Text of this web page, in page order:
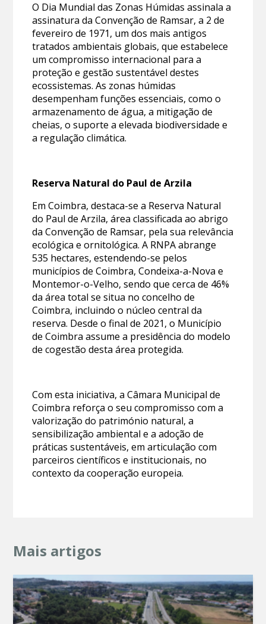
O Dia Mundial das Zonas Húmidas assinala a
assinatura da Convenção de Ramsar, a 2 de
fevereiro de 1971, um dos mais antigos
tratados ambientais globais, que estabelece
um compromisso internacional para a
proteção e gestão sustentável destes
ecossistemas. As zonas húmidas
desempenham funções essenciais, como o
armazenamento de água, a mitigação de
cheias, o suporte a elevada biodiversidade e
a regulação climática.
Reserva Natural do Paul de Arzila
Em Coimbra, destaca-se a Reserva Natural
do Paul de Arzila, área classificada ao abrigo
da Convenção de Ramsar, pela sua relevância
ecológica e ornitológica. A RNPA abrange
535 hectares, estendendo-se pelos
municípios de Coimbra, Condeixa-a-Nova e
Montemor-o-Velho, sendo que cerca de 46%
da área total se situa no concelho de
Coimbra, incluindo o núcleo central da
reserva. Desde o final de 2021, o Município
de Coimbra assume a presidência do modelo
de cogestão desta área protegida.
Com esta iniciativa, a Câmara Municipal de
Coimbra reforça o seu compromisso com a
valorização do património natural, a
sensibilização ambiental e a adoção de
práticas sustentáveis, em articulação com
parceiros científicos e institucionais, no
contexto da cooperação europeia.
Mais artigos